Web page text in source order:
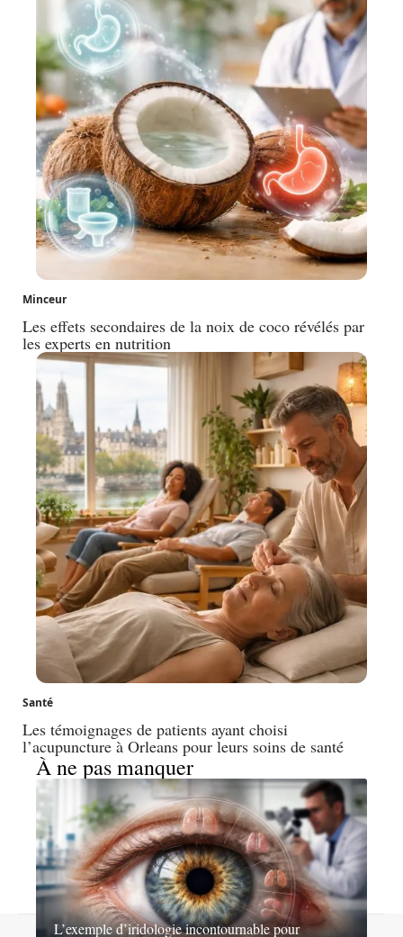
Minceur
Les effets secondaires de la noix de coco révélés par
les experts en nutrition
Santé
Les témoignages de patients ayant choisi
l’acupuncture à Orleans pour leurs soins de santé
À ne pas manquer
L’exemple d’iridologie incontournable pour